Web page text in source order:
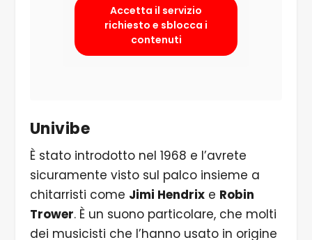
Accetta il servizio
richiesto e sblocca i
contenuti
Univibe
È stato introdotto nel 1968 e l’avrete
sicuramente visto sul palco insieme a
chitarristi come Jimi Hendrixe Robin
Trower. È un suono particolare, che molti
dei musicisti che l’hanno usato in origine